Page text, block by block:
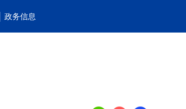
政务信息